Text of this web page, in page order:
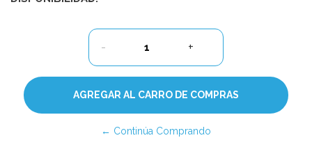
- +
← Continúa Comprando